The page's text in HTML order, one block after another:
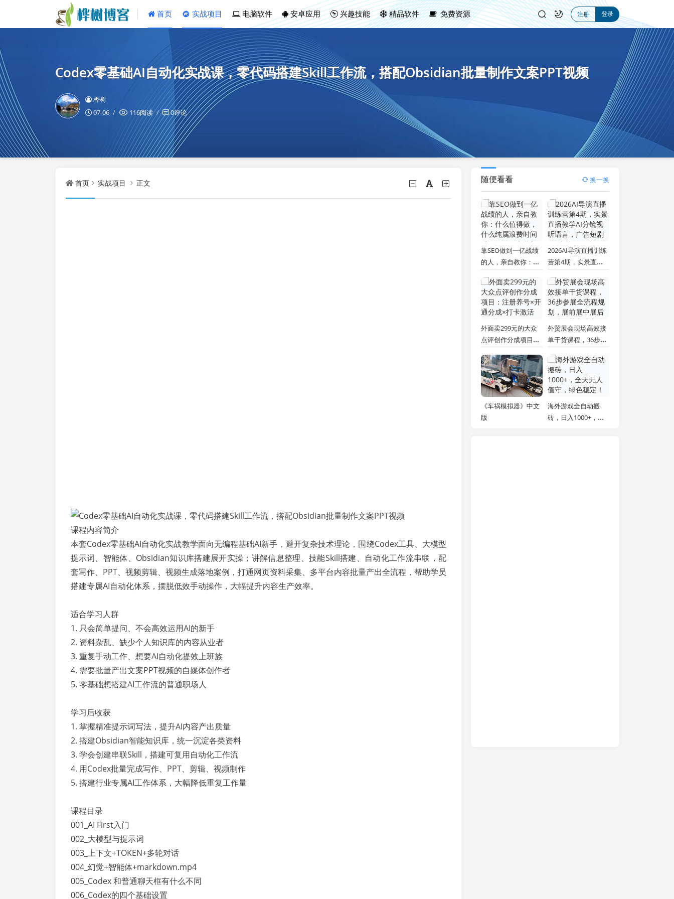
首页 实战项目 电脑软件 安卓应用 兴趣技能 精品软件 免费资源 注册 登录
Codex零基础AI自动化实战课，零代码搭建Skill工作流，搭配Obsidian批量制作文案PPT视频
桦树
07-06
116阅读 0评论
首页 实战项目 正文
课程内容简介
本套Codex零基础AI自动化实战教学面向无编程基础AI新手，避开复杂技术理论，围绕Codex工具、大模型
提示词、智能体、Obsidian知识库搭建展开实操；讲解信息整理、技能Skill搭建、自动化工作流串联，配
套写作、PPT、视频剪辑、视频生成落地案例，打通网页资料采集、多平台内容批量产出全流程，帮助学员
搭建专属AI自动化体系，摆脱低效手动操作，大幅提升内容生产效率。
适合学习人群
1. 只会简单提问、不会高效运用AI的新手
2. 资料杂乱、缺少个人知识库的内容从业者
3. 重复手动工作、想要AI自动化提效上班族
4. 需要批量产出文案PPT视频的自媒体创作者
5. 零基础想搭建AI工作流的普通职场人
学习后收获
1. 掌握精准提示词写法，提升AI内容产出质量
2. 搭建Obsidian智能知识库，统一沉淀各类资料
3. 学会创建串联Skill，搭建可复用自动化工作流
4. 用Codex批量完成写作、PPT、剪辑、视频制作
5. 搭建行业专属AI工作体系，大幅降低重复工作量
课程目录
001_AI First入门
002_大模型与提示词
003_上下文+TOKEN+多轮对话
004_幻觉+智能体+markdown.mp4
005_Codex 和普通聊天框有什么不同
006_Codex的四个基础设置
随便看看 换一换
靠SEO做到一亿战绩
的人，亲自教你：什
浪费时间【原创双语
字幕】
2026AI导演直播训练
营第4期，实景直播
言，广告短剧MV实
战，解决人物画面崩
坏痛点
外面卖299元的大众
点评创作分成项目：
打卡激活×AI批量笔
记×次日见收益，月
入1w+
外贸展会现场高效接
单干货课程，36步参
展中展后标准化获客
成交体系
《车祸模拟器》中文
版
海外游戏全自动搬
砖，日入1000+，全